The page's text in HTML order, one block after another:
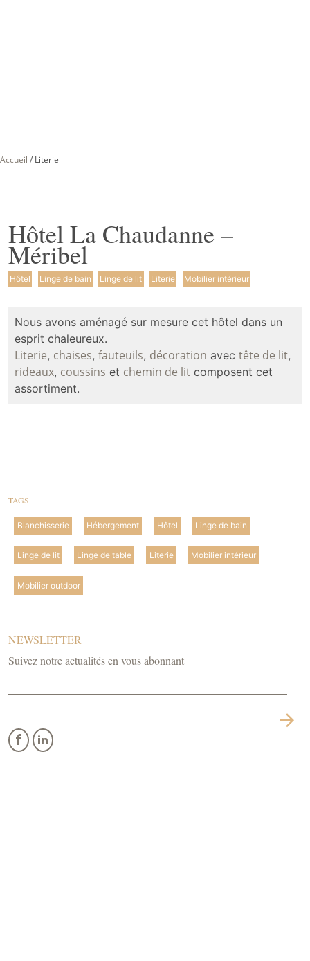
Accueil / Literie
Hôtel La Chaudanne –
Méribel
Hôtel Linge de bain Linge de lit Literie Mobilier intérieur
Nous avons aménagé sur mesure cet hôtel dans un
esprit chaleureux.
Literie, chaises, fauteuils, décoration avec tête de lit,
rideaux, coussins et chemin de lit composent cet
assortiment.
TAGS
Blanchisserie Hébergement Hôtel Linge de bain
Linge de lit Linge de table Literie Mobilier intérieur
Mobilier outdoor
NEWSLETTER
Suivez notre actualités en vous abonnant